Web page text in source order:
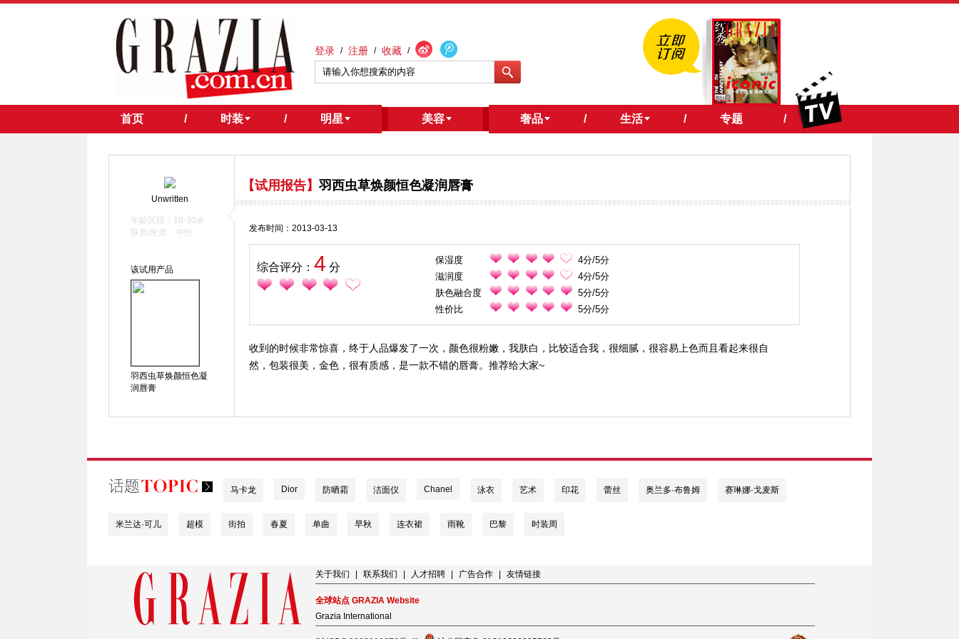
登录 / 注册 / 收藏 /
首页 / 时装 / 明星 美容 奢品 / 生活 / 专题 /
Unwritten
年龄区段：18-30岁
肤质/发质：中性
该试用产品
羽西虫草焕颜恒色凝
润唇膏
【试用报告】 羽西虫草焕颜恒色凝润唇膏
发布时间：2013-03-13
综合评分： 4 分
保湿度
4分/5分
滋润度
4分/5分
肤色融合度
5分/5分
性价比
5分/5分
收到的时候非常惊喜，终于人品爆发了一次，颜色很粉嫩，我肤白，比较适合我，很细腻，很容易上色而且看起来很自
然，包装很美，金色，很有质感，是一款不错的唇膏。推荐给大家~
马卡龙 Dior 防晒霜 洁面仪 Chanel 泳衣 艺术 印花 蕾丝 奥兰多·布鲁姆 赛琳娜·戈麦斯
米兰达·可儿 超模 街拍 春夏 单曲 早秋 连衣裙 雨靴 巴黎 时装周
关于我们 联系我们 人才招聘 广告合作 友情链接
全球站点 GRAZIA Website
Grazia International